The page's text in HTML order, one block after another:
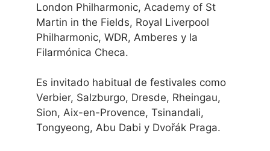
London Philharmonic, Academy of St
Martin in the Fields, Royal Liverpool
Philharmonic, WDR, Amberes y la
Filarmónica Checa.
Es invitado habitual de festivales como
Verbier, Salzburgo, Dresde, Rheingau,
Sion, Aix-en-Provence, Tsinandali,
Tongyeong, Abu Dabi y Dvořák Praga.